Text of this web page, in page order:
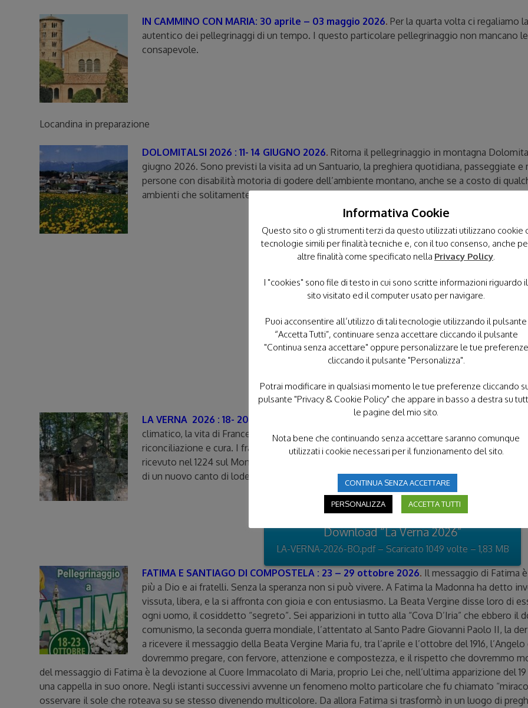
IN CAMMINO CON MARIA: 30 aprile – 03 maggio 2026.Per la quarta volta ci regaliamo
autentico dei pellegrinaggi di un tempo. I questo particolare pellegrinaggio non mancano
consapevole.
Locandina in preparazione
DOLOMITALSI 2026 : 11- 14 GIUGNO 2026.Ritorna il pellegrinaggio in montagna
giugno 2026. Sono previsti la visita ad un Santuario, la preghiera quotidiana, passeggiate e
persone con disabilità motoria di godere dell’ambiente montano, anche se a costo di
ambienti che solitamente non sono considerati adatti a chi usa la carrozzina per
Download “Dolomitalsi 2026”
DOLOMITALSI_2026.pdf – Scaricato 1238 volte – 2,82 MB
LA VERNA 2026 : 18- 20 LUGLIO 2025
. In un mondo ferito dalle guerre, dalle divisioni,
climatico, la vita di Francesco d’Assisi può essere ancora esempio e fonte di ispirazione
riconciliazione e cura. I francescani di Toscana ci invitano a fare memoria e conoscere
ricevuto nel 1224 sul Monte della Verna. Il suo cuore appassionato, le sue mani e piedi
di un nuovo canto di lode!
Download “La Verna 2026”
LA-VERNA-2026-BO.pdf – Scaricato 1049 volte – 1,83 MB
FATIMA E SANTIAGO DI COMPOSTELA : 23 – 29 ottobre 2026. Il messaggio di Fatima
più a Dio e ai fratelli. Senza la speranza non si può vivere. A Fatima la Madonna ha detto
vissuta, libera, e la si affronta con gioia e con entusiasmo. La Beata Vergine disse loro di
ogni uomo, il cosiddetto “segreto”. Sei apparizioni in tutto alla “Cova D’Iria” che ebbero il
comunismo, la seconda guerra mondiale, l’attentato al Santo Padre Giovanni Paolo II, la
a ricevere il messaggio della Beata Vergine Maria fu, tra l’aprile e l’ottobre del 1916,
dovremmo pregare, con fervore, attenzione e compostezza, e il rispetto che dovremmo
del messaggio di Fatima è la devozione al Cuore Immacolato di Maria, proprio Lei che, nell’ultima apparizione del
una cappella in suo onore. Negli istanti successivi avvenne un fenomeno molto particolare che fu chiamato
osservare il sole che roteava su se stesso divenendo multicolore. Da allora Fatima si trasformò in un luogo di
Informativa Cookie
Questo sito o gli strumenti terzi da questo utilizzati utilizzano cookie
tecnologie simili per finalità tecniche e, con il tuo consenso, anche
altre finalità come specificato nella Privacy Policy
I "cookies" sono file di testo in cui sono scritte informazioni riguardo il
sito visitato ed il computer usato per navigare.
Puoi acconsentire all’utilizzo di tali tecnologie utilizzando il pulsante
“Accetta Tutti”, continuare senza accettare cliccando il pulsante
"Continua senza accettare" oppure personalizzare le tue preferenze
cliccando il pulsante "Personalizza".
Potrai modificare in qualsiasi momento le tue preferenze cliccando
pulsante "Privacy & Cookie Policy" che appare in basso a destra su
le pagine del mio sito.
Nota bene che continuando senza accettare saranno comunque
utilizzati i cookie necessari per il funzionamento del sito.
CONTINUA SENZA ACCETTARE
PERSONALIZZA ACCETTA TUTTI